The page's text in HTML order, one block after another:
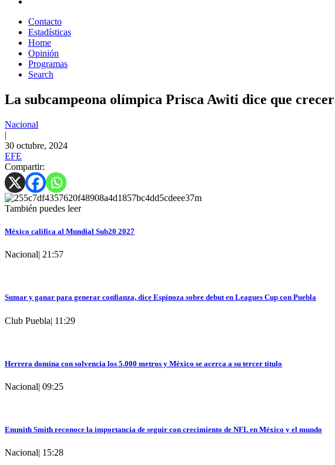
Contacto
Estadísticas
Home
Opinión
Programas
Search
La subcampeona olímpica Prisca Awiti dice que
Nacional
|
30 octubre, 2024
EFE
Compartir:
También puedes leer
México califica al Mundial Sub20 2027
Nacional| 21:57
Sumar y ganar para generar confianza, dice Espinoza sobre debut en Leagues Cup con Puebla
Club Puebla| 11:29
Herrera domina con solvencia los 5.000 metros y México se acerca a su tercer título
Nacional| 09:25
Emmith Smith reconoce la importancia de seguir con crecimiento de NFL en México y el mundo
Nacional| 15:28